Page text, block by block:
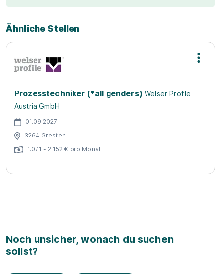
Ähnliche Stellen
Prozesstechniker (*all genders) Welser Profile
Austria GmbH
01.09.2027
3264 Gresten
1.071 - 2.152 € pro Monat
Noch unsicher, wonach du suchen
sollst?